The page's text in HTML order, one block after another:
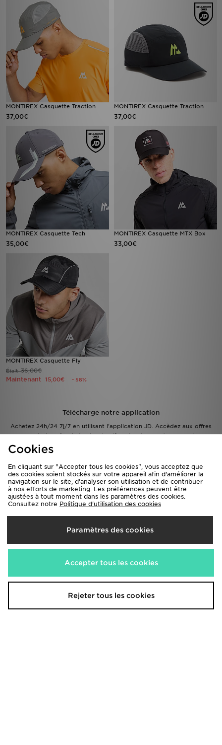
MONTIREX Casquette Traction
37,00€
MONTIREX Casquette Traction
37,00€
MONTIREX Casquette Tech
35,00€
MONTIREX Casquette MTX Box
33,00€
MONTIREX Casquette Fly
Était36,00€
Maintenant 15,00€ - 58%
Télécharge notre application
Achetez 24h/24 7j/7 en utilisant l'application JD. Accèdez aux offres
exclusives & achetez les dernières tendances du moment
S'inscrire à la Newsletter
Cookies
En cliquant sur "Accepter tous les cookies", vous acceptez que
des cookies soient stockés sur votre appareil afin d'améliorer la
navigation sur le site, d'analyser son utilisation et de contribuer
à nos efforts de marketing. Les préférences peuvent être
ajustées à tout moment dans les paramètres des cookies.
Consultez notre Politique d'utilisation des cookies
Paramètres des cookies
Accepter tous les cookies
Rejeter tous les cookies